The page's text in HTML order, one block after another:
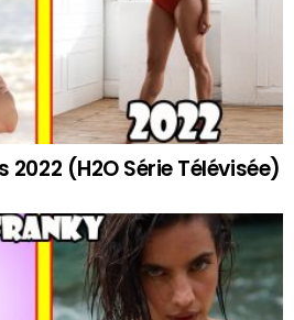
2022 (H2O Série Télévisée)